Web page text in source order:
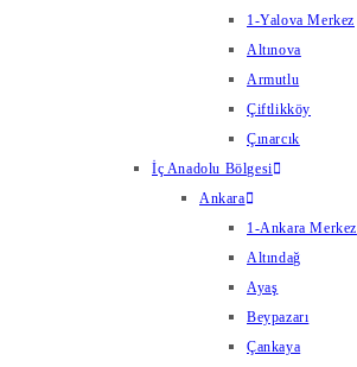
1-Yalova Merkez
Altınova
Armutlu
Çiftlikköy
Çınarcık
İç Anadolu Bölgesi
Ankara
1-Ankara Merkez
Altındağ
Ayaş
Beypazarı
Çankaya